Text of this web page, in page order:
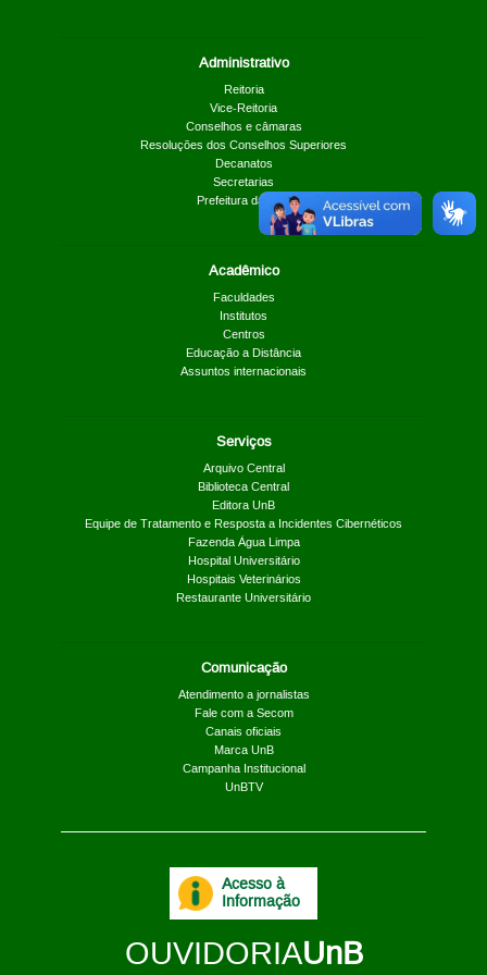
Administrativo
Reitoria
Vice-Reitoria
Conselhos e câmaras
Resoluções dos Conselhos Superiores
Decanatos
Secretarias
Prefeitura da UnB
Acadêmico
Faculdades
Institutos
Centros
Educação a Distância
Assuntos internacionais
Serviços
Arquivo Central
Biblioteca Central
Editora UnB
Equipe de Tratamento e Resposta a Incidentes Cibernéticos
Fazenda Água Limpa
Hospital Universitário
Hospitais Veterinários
Restaurante Universitário
Comunicação
Atendimento a jornalistas
Fale com a Secom
Canais oficiais
Marca UnB
Campanha Institucional
UnBTV
Acesso à
Informação
OUVIDORIAUnB